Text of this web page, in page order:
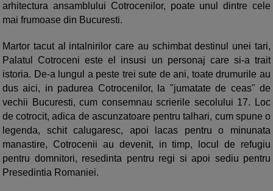
arhitectura ansamblului Cotrocenilor, poate unul dintre cele
mai frumoase din Bucuresti.
Martor tacut al intalnirilor care au schimbat destinul unei tari,
Palatul Cotroceni este el insusi un personaj care si-a trait
istoria. De-a lungul a peste trei sute de ani, toate drumurile au
dus aici, in padurea Cotrocenilor, la "jumatate de ceas" de
vechii Bucuresti, cum consemnau scrierile secolului 17. Loc
de cotrocit, adica de ascunzatoare pentru talhari, cum spune o
legenda, schit calugaresc, apoi lacas pentru o minunata
manastire, Cotrocenii au devenit, in timp, locul de refugiu
pentru domnitori, resedinta pentru regi si apoi sediu pentru
Presedintia Romaniei.